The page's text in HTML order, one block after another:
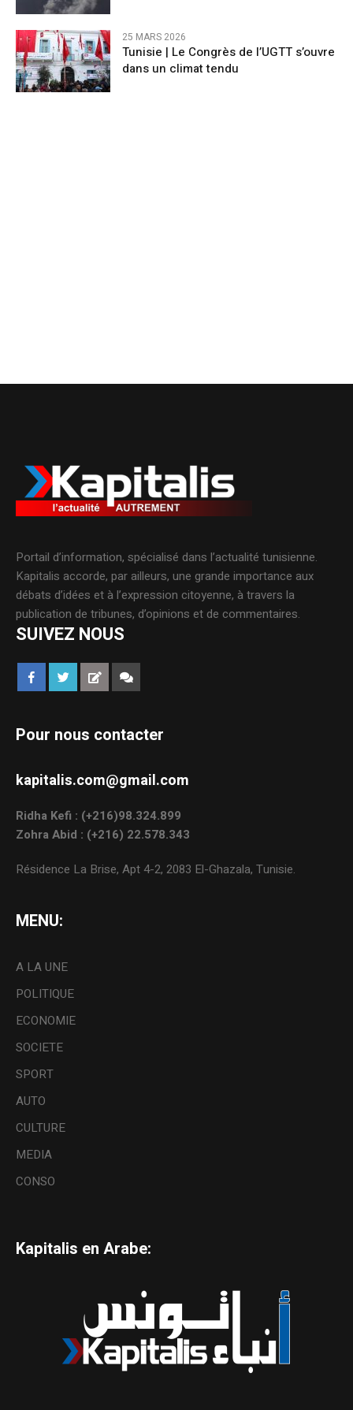
25 MARS 2026
Tunisie | Le Congrès de l’UGTT s’ouvre
dans un climat tendu
Portail d’information, spécialisé dans l’actualité tunisienne.
Kapitalis accorde, par ailleurs, une grande importance aux
débats d’idées et à l’expression citoyenne, à travers la
publication de tribunes, d’opinions et de commentaires.
SUIVEZ NOUS
Pour nous contacter
kapitalis.com@gmail.com
Ridha Kefi : (+216)98.324.899
Zohra Abid : (+216) 22.578.343
Résidence La Brise, Apt 4-2, 2083 El-Ghazala, Tunisie.
MENU:
A LA UNE
POLITIQUE
ECONOMIE
SOCIETE
SPORT
AUTO
CULTURE
MEDIA
CONSO
Kapitalis en Arabe: